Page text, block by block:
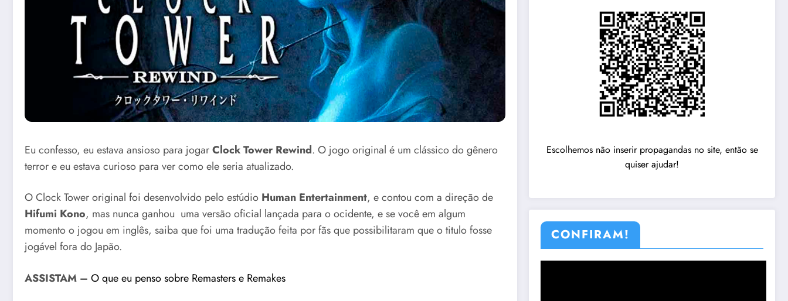
Eu confesso, eu estava ansioso para jogarClock Tower Rewind. O jogo original é um clássico do gênero
terror e eu estava curioso para ver como ele seria atualizado.
O Clock Tower original foi desenvolvido pelo estúdio Human Entertainment, e contou com a direção de
Hifumi Kono, mas nunca ganhou uma versão oficial lançada para o ocidente, e se você em algum
momento o jogou em inglês, saiba que foi uma tradução feita por fãs que possibilitaram que o titulo fosse
jogável fora do Japão.
ASSISTAM – O que eu penso sobre Remasters e Remakes
Escolhemos não inserir propagandas no site, então se
quiser ajudar!
CONFIRAM!